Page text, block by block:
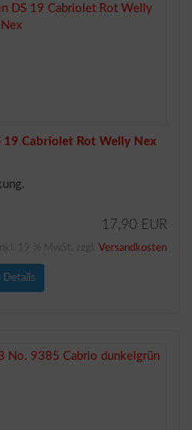
Cabriolet Rot Welly Nex
17,90 EUR
Versandkosten